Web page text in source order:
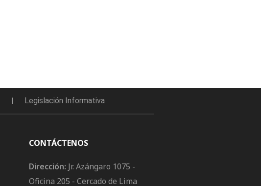
Legislación Informativa
CONTÁCTENOS
Dirección: Jr. Azángaro 1075 -
Oficina 205 - Cercado de Lima